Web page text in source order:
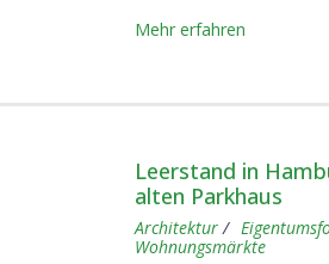
Mehr erfahren
Leerstand in
alten Parkhaus
Architektur
Wohnungsmärkte